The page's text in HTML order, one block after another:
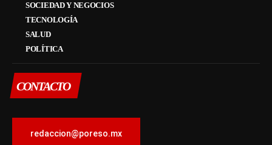
SOCIEDAD Y NEGOCIOS
TECNOLOGÍA
SALUD
POLÍTICA
CONTACTO
redaccion@poreso.mx